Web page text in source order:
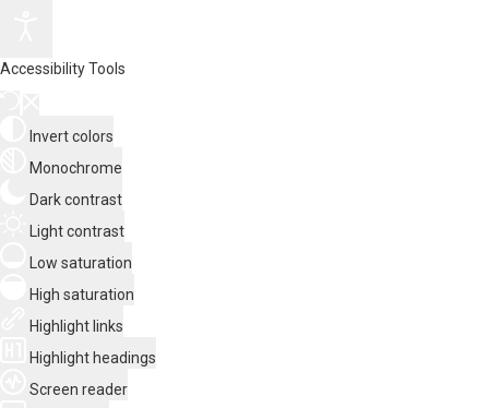
Accessibility Tools
Invert colors
Monochrome
Dark contrast
Light contrast
Low saturation
High saturation
Highlight links
Highlight headings
Screen reader